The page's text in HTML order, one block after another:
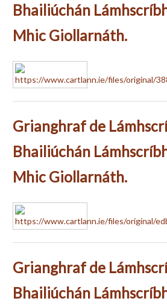
Bhailiúchán
Mhic Giollarnáth.
Grianghraf de
Bhailiúchán
Mhic Giollarnáth.
Grianghraf de
Bhailiúchán